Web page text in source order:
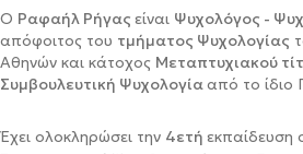
Ο Ραφαήλ Ρήγας είναι Ψυχολόγος -
απόφοιτος του τμήματος Ψυχολογίας
Αθηνών και κάτοχος Μεταπτυχιακού
Συμβουλευτική Ψυχολογίααπό το ίδιο
Έχει ολοκληρώσει την 4ετή εκπαίδευση